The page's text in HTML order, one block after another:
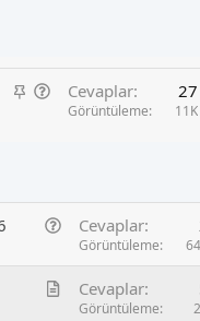
S
G
/
S
u
Cevaplar 27
Görüntüleme 11K
G
n
Cevaplar
Görüntüleme
Cevaplar
Görüntüleme